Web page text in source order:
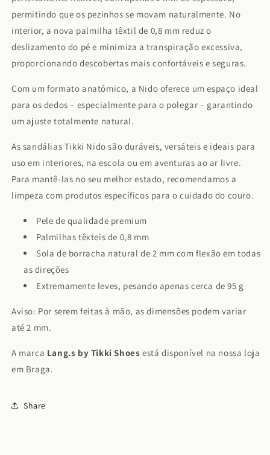
permitindo que os pezinhos se movam naturalmente. No
interior, a nova palmilha têxtil de 0,8 mm reduz o
deslizamento do pé e minimiza a transpiração excessiva,
proporcionando descobertas mais confortáveis e seguras.
Com um formato anatómico, a Nido oferece um espaço ideal
para os dedos – especialmente para o polegar – garantindo
um ajuste totalmente natural.
As sandálias Tikki Nido são duráveis, versáteis e ideais para
uso em interiores, na escola ou em aventuras ao ar livre.
Para mantê-las no seu melhor estado, recomendamos a
limpeza com produtos específicos para o cuidado do couro.
Pele de qualidade premium
Palmilhas têxteis de 0,8 mm
Sola de borracha natural de 2 mm com flexão em todas
as direções
Extremamente leves, pesando apenas cerca de 95 g
Aviso: Por serem feitas à mão, as dimensões podem variar
até 2 mm.
A marca Lang.s by Tikki Shoes está disponível na nossa loja
em Braga.
Share